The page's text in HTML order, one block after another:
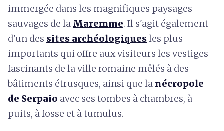
immergée dans les magnifiques paysages
sauvages de la Maremme. Il s'agit également
d'un des sites archéologiquesles plus
importants qui offre aux visiteurs les vestiges
fascinants de la ville romaine mêlés à des
bâtiments étrusques, ainsi que la nécropole
de Serpaio avec ses tombes à chambres, à
puits, à fosse et à tumulus.